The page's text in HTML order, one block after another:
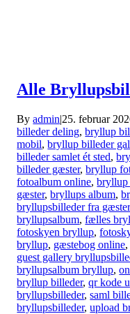
Alle
Byadmin|25. februar
billeder deling,bryllup
mobil,bryllup billeder
billeder samlet ét sted,
billeder gæster,bryllup
fotoalbum online,bryllup
gæster,bryllups album,
bryllupsbilleder fra gæster
bryllupsalbum,fælles
fotoskyen bryllup,
bryllup, gæstebog online,
guest gallery
bryllupsalbum bryllup,
bryllup billeder,qr kode
bryllupsbilleder,saml
bryllupsbilleder,upload